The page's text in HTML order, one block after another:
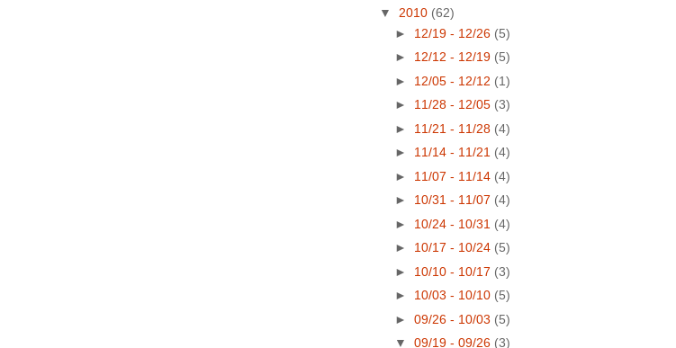
▼ 2010 (62)
► 12/19 - 12/26 (5)
► 12/12 - 12/19 (5)
► 12/05 - 12/12 (1)
► 11/28 - 12/05 (3)
► 11/21 - 11/28 (4)
► 11/14 - 11/21 (4)
► 11/07 - 11/14 (4)
► 10/31 - 11/07 (4)
► 10/24 - 10/31 (4)
► 10/17 - 10/24 (5)
► 10/10 - 10/17 (3)
► 10/03 - 10/10 (5)
► 09/26 - 10/03 (5)
▼ 09/19 - 09/26 (3)